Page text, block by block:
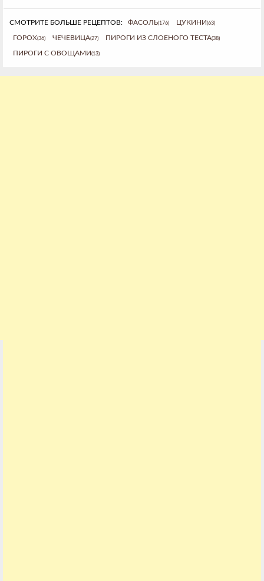
СМОТРИТЕ БОЛЬШЕ РЕЦЕПТОВ: ФАСОЛЬ(176) ЦУКИНИ (63)
ГОРОХ(36) ЧЕЧЕВИЦА(27) ПИРОГИ ИЗ СЛОЕНОГО ТЕСТА(38)
ПИРОГИ С ОВОЩАМИ (13)